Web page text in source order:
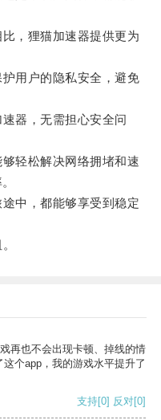
，狸猫加速器提供更为
用户的隐私安全，避免
器，无需担心安全问
轻松解决网络拥堵和速
中，都能够享受到稳定
再也不会出现卡顿、掉线的情
个app，我的游戏水平提升了
支持[0] 反对[0]